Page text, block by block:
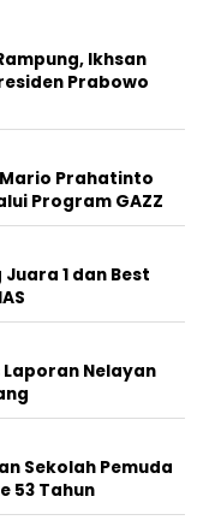
Ikhsan
Prabowo
Prahatinto
Program GAZZ
1 dan Best
Laporan Nelayan
Sekolah Pemuda
53 Tahun